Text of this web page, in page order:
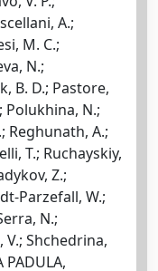
A.;
M. C.;
N.;
B. D.; Pastore,
Polukhina, N.;
Reghunath, A.;
T.; Ruchayskiy,
Z.;
Parzefall, W.;
N.;
Shchedrina,
PADULA,